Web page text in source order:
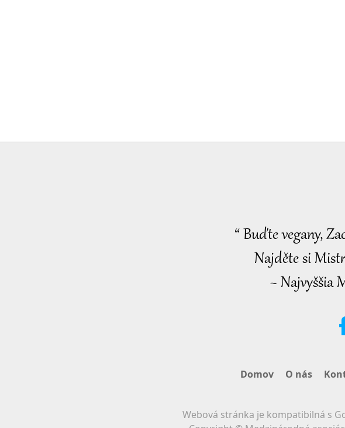
“ Buďte vegany,
Najděte si
~ Najvyššia
Domov O nás
Webová stránka je kompatibilná s